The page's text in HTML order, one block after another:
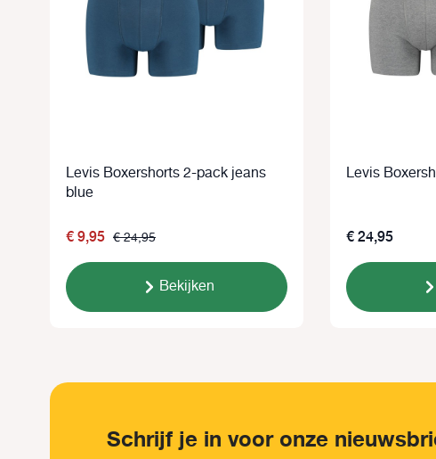
Levis Boxershorts 2-pack jeans
blue
€ 9,95 € 24,95
Bekijken
Levis
€ 24,95
Schrijf je in voor onze